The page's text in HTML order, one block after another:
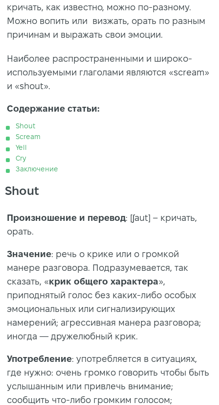
кричать, как известно, можно по-разному.
Можно вопить или визжать, орать по разным
причинам и выражать свои эмоции.
Наиболее распространенными и широко-
используемыми глаголами являются «scream»
и «shout».
Содержание статьи:
Shout
Scream
Yell
Cry
Заключение
Shout
Произношение и перевод: [ʃaut] – кричать,
орать.
Значение: речь о крике или о громкой
манере разговора. Подразумевается, так
сказать, «крик общего характера»,
приподнятый голос без каких-либо особых
эмоциональных или сигнализирующих
намерений; агрессивная манера разговора;
иногда — дружелюбный крик.
Употребление: употребляется в ситуациях,
где нужно: очень громко говорить чтобы быть
услышанным или привлечь внимание;
сообщить что-либо громким голосом;